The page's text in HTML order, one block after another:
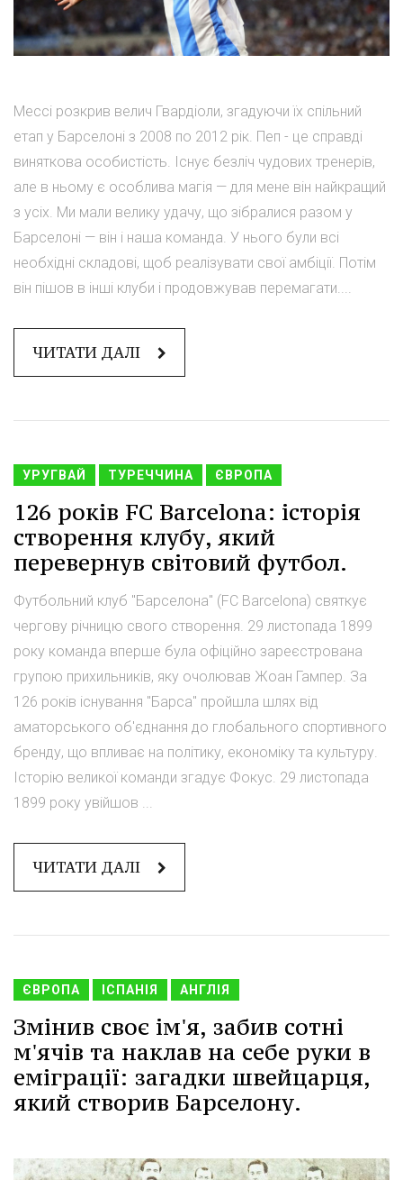
Мессі розкрив велич Гвардіоли, згадуючи їх спільний
етап у Барселоні з 2008 по 2012 рік. Пеп - це справді
виняткова особистість. Існує безліч чудових тренерів,
але в ньому є особлива магія — для мене він найкращий
з усіх. Ми мали велику удачу, що зібралися разом у
Барселоні — він і наша команда. У нього були всі
необхідні складові, щоб реалізувати свої амбіції. Потім
він пішов в інші клуби і продовжував перемагати....
ЧИТАТИ ДАЛІ
УРУГВАЙ ТУРЕЧЧИНА ЄВРОПА
126 років FC Barcelona: історія
створення клубу, який
перевернув світовий футбол.
Футбольний клуб "Барселона" (FC Barcelona) святкує
чергову річницю свого створення. 29 листопада 1899
року команда вперше була офіційно зареєстрована
групою прихильників, яку очолював Жоан Гампер. За
126 років існування "Барса" пройшла шлях від
аматорського об'єднання до глобального спортивного
бренду, що впливає на політику, економіку та культуру.
Історію великої команди згадує Фокус. 29 листопада
1899 року увійшов ...
ЧИТАТИ ДАЛІ
ЄВРОПА ІСПАНІЯ АНГЛІЯ
Змінив своє ім'я, забив сотні
м'ячів та наклав на себе руки в
еміграції: загадки швейцарця,
який створив Барселону.